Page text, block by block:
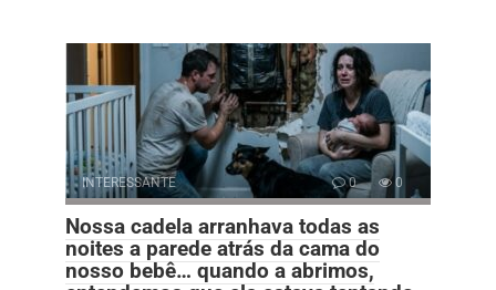
INTERESSANTE 0 0
Nossa cadela arranhava todas as
noites a parede atrás da cama do
nosso bebê… quando a abrimos,